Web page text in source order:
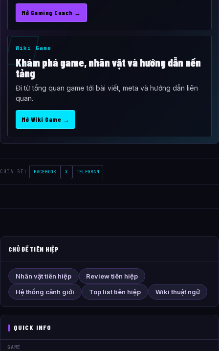
Mở Gaming Coach →
Wiki Game
Khám phá game, nhân vật và hướng dẫn nền
tảng
Đi từ tổng quan game tới bài viết, meta và hướng dẫn liên
quan.
Mở Wiki Game →
CHIA SE: FACEBOOK X TELEGRAM
CHỦ ĐỀ TIÊN HIỆP
Nhân vật tiên hiệp
Review tiên hiệp
Hệ thống cảnh giới
Top list tiên hiệp Wiki thuật ngữ
QUICK INFO
GAME